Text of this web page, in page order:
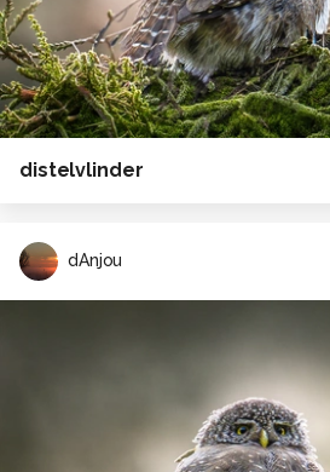
distelvlinder
dAnjou